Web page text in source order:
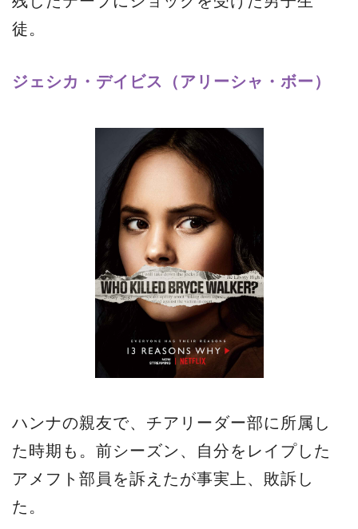
徒。
ジェシカ・デイビス（アリーシャ・ボー）
ハンナの親友で、チアリーダー部に所属し
た時期も。前シーズン、自分をレイプした
アメフト部員を訴えたが事実上、敗訴し
た。